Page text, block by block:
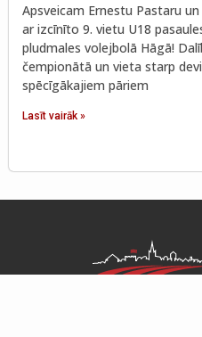
Apsveicam Ernestu Pastaru
ar izcīnīto 9. vietu U18
pludmales volejbolā Hāgā!
čempionātā un vieta starp
spēcīgākajiem pāriem
Lasīt vairāk »